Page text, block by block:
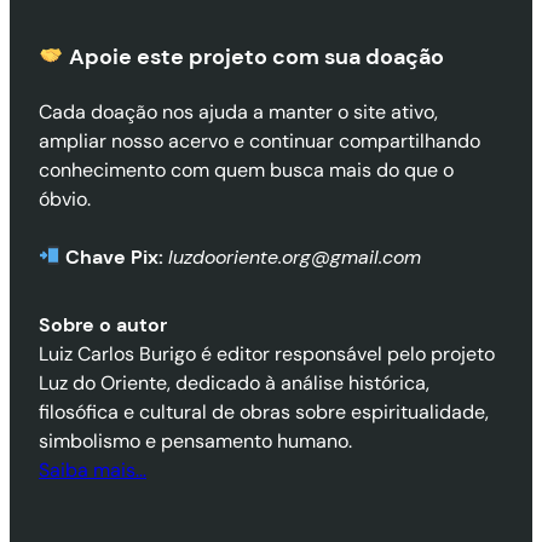
Apoie este projeto com sua doação
Cada doação nos ajuda a manter o site ativo,
ampliar nosso acervo e continuar compartilhando
conhecimento com quem busca mais do que o
óbvio.
Chave Pix: luzdooriente.org@gmail.com
Sobre o autor
Luiz Carlos Burigo é editor responsável pelo projeto
Luz do Oriente, dedicado à análise histórica,
filosófica e cultural de obras sobre espiritualidade,
simbolismo e pensamento humano.
Saiba mais…